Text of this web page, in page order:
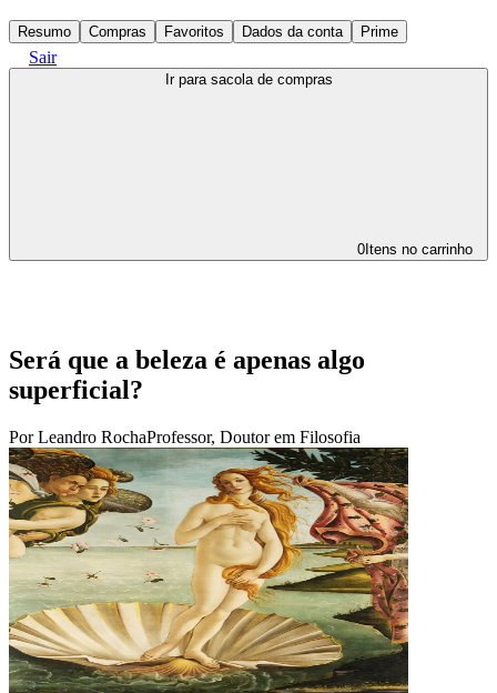
Resumo Compras Favoritos Dados da conta Prime
Sair
Ir para sacola de compras
0 Itens no carrinho
Será que a beleza é apenas algo
superficial?
PorLeandro RochaProfessor, Doutor em Filosofia